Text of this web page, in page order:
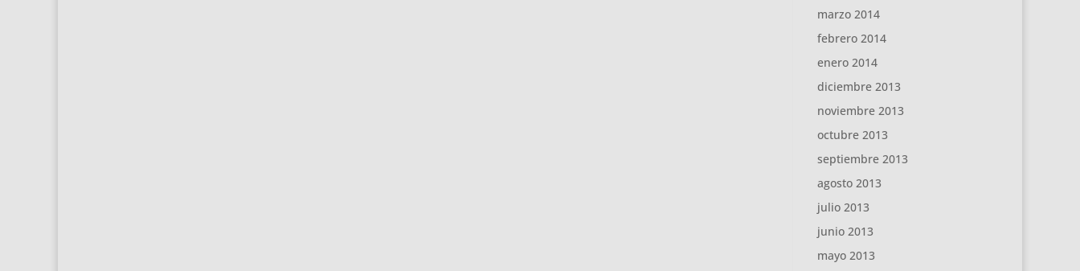
marzo 2014
febrero 2014
enero 2014
diciembre 2013
noviembre 2013
octubre 2013
septiembre 2013
agosto 2013
julio 2013
junio 2013
mayo 2013